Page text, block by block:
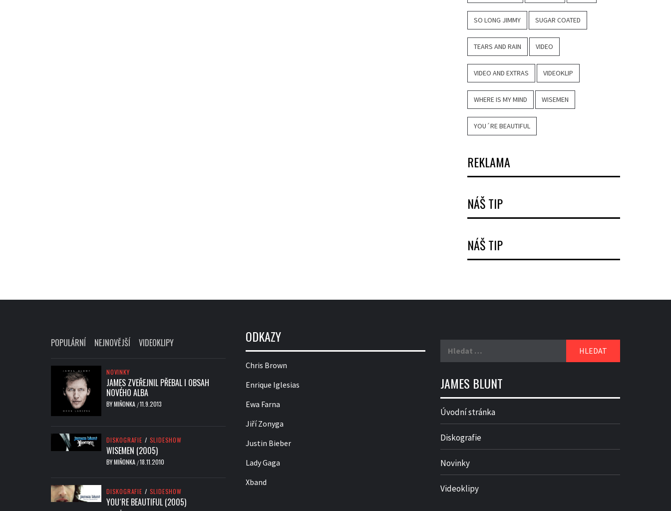
SO LONG JIMMY SUGAR COATED
TEARS AND RAIN VIDEO
VIDEO AND EXTRAS VIDEOKLIP
WHERE IS MY MIND WISEMEN
YOU´RE BEAUTIFUL
REKLAMA
NÁŠ TIP
NÁŠ TIP
POPULÁRNÍ NEJNOVĚJŠÍ VIDEOKLIPY
NOVINKY
JAMES ZVEŘEJNIL PŘEBAL I OBSAH
NOVÉHO ALBA
BYMIŇONKA /11.9.2013
DISKOGRAFIE / SLIDESHOW
WISEMEN (2005)
BYMIŇONKA /18.11.2010
DISKOGRAFIE / SLIDESHOW
YOU´RE BEAUTIFUL (2005)
ODKAZY
Chris Brown
Enrique Iglesias
Ewa Farna
Jiří Zonyga
Justin Bieber
Lady Gaga
Xband
JAMES BLUNT
Úvodní stránka
Diskografie
Novinky
Videoklipy